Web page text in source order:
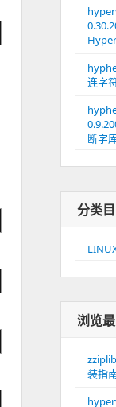
连字
断字
分类
浏览
装指